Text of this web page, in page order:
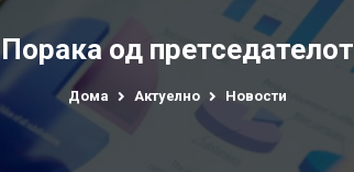
Порака од претседателот
Дома Актуелно Новости